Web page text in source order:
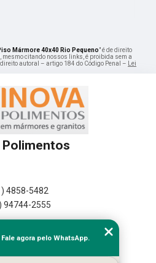
Mármore 40x40 Rio Pequeno" é de direito
mesmo citando nossos links, é proibida sem a
autoral – artigo 184 do Código Penal –
Lei
Polimentos
4858-5482
94744-2555
Fale agora pelo WhatsApp.